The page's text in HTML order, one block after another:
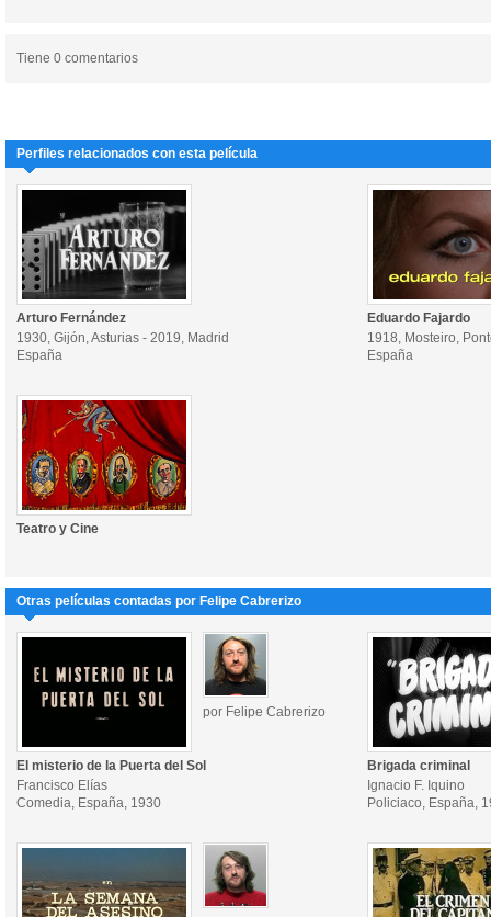
Tiene 0 comentarios
Perfiles relacionados con esta película
Arturo Fernández
1930, Gijón, Asturias - 2019, Madrid
España
Eduardo Fajardo
1918, Mosteiro,
España
Teatro y Cine
Otras películas contadas por Felipe Cabrerizo
por Felipe Cabrerizo
El misterio de la Puerta del Sol
Francisco Elías
Comedia, España, 1930
Brigada criminal
Ignacio F. Iquino
Policiaco, España,